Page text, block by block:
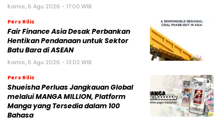
Kamis, 6 Agu 2026 - 17:00 WIB
Pers Rilis
Fair Finance Asia Desak Perbankan
Hentikan Pendanaan untuk Sektor
Batu Bara di ASEAN
Kamis, 6 Agu 2026 - 13:02 WIB
Pers Rilis
Shueisha Perluas Jangkauan Global
melalui MANGA MILLION, Platform
Manga yang Tersedia dalam 100
Bahasa